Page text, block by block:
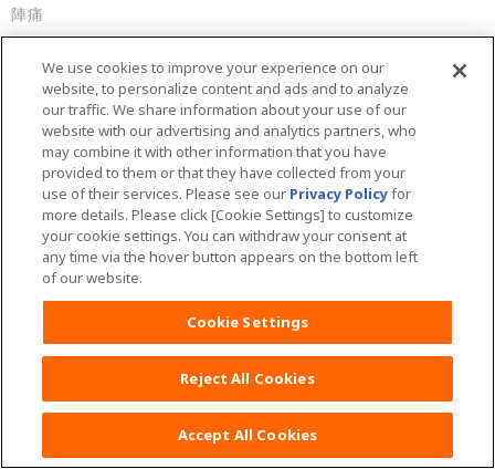
陣痛
その他
最新情報を配信中
We use cookies to improve your experience on our
website, to personalize content and ads and to analyze
our traffic. We share information about your use of our
website with our advertising and analytics partners, who
may combine it with other information that you have
provided to them or that they have collected from your
use of their services. Please see our Privacy Policyfor
more details. Please click [Cookie Settings] to customize
your cookie settings. You can withdraw your consent at
any time via the hover button appears on the bottom left
of our website.
Cookie Settings
Reject All Cookies
Accept All Cookies